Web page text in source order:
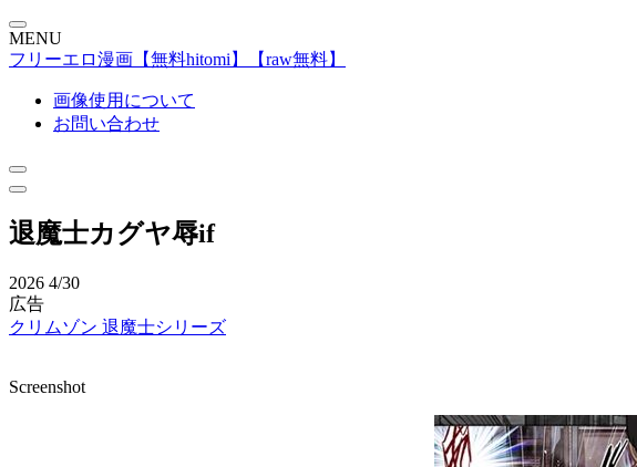
MENU
フリーエロ漫画【無料hitomi】【raw無料】
画像使用について
お問い合わせ
退魔士カグヤ辱if
2026 4/30
広告
クリムゾン 退魔士シリーズ
Screenshot